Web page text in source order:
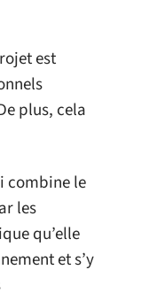
est
plus, cela
combine le
les
qu’elle
et s’y